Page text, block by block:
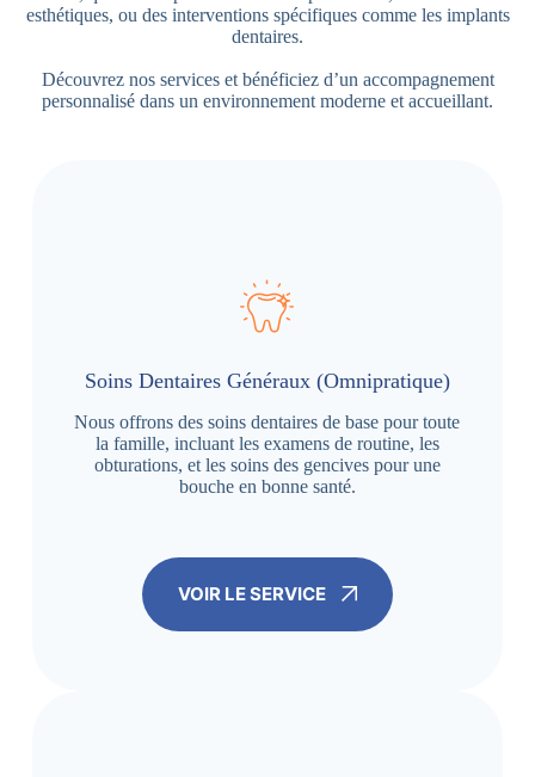
esthétiques, ou des interventions spécifiques comme les implants
dentaires.
Découvrez nos services et bénéficiez d’un accompagnement
personnalisé dans un environnement moderne et accueillant.
Soins Dentaires Généraux (Omnipratique)
Nous offrons des soins dentaires de base pour toute
la famille, incluant les examens de routine, les
obturations, et les soins des gencives pour une
bouche en bonne santé.
VOIR LE SERVICE